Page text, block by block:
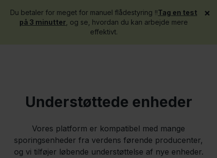
Du betaler for meget for manuel flådestyring ‼️Tag en test
på 3 minutter , og se, hvordan du kan arbejde mere
effektivt.
×
Få en demo
Understøttede enheder
Vores platform er kompatibel med mange
sporingsenheder fra verdens førende producenter,
og vi tilføjer løbende understøttelse af nye enheder.